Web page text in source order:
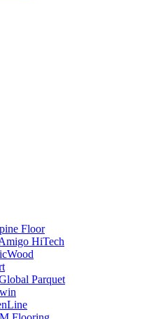
Floor
HiTech
Parquet